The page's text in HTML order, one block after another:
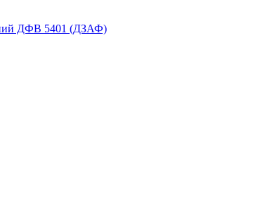
ДФВ 5401 (ДЗАФ)